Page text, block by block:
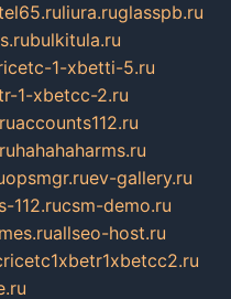
liura.ruglasspb.ru
bulkitula.ru
1-xbetti-5.ru
1-xbetcc-2.ru
accounts112.ru
hahahaharms.ru
opsmgr.ruev-gallery.ru
112.rucsm-demo.ru
allseo-host.ru